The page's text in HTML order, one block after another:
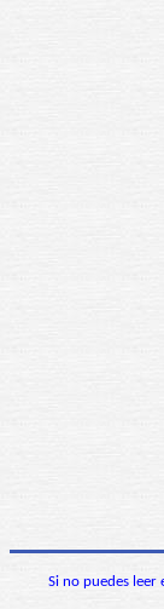
Si no puedes leer